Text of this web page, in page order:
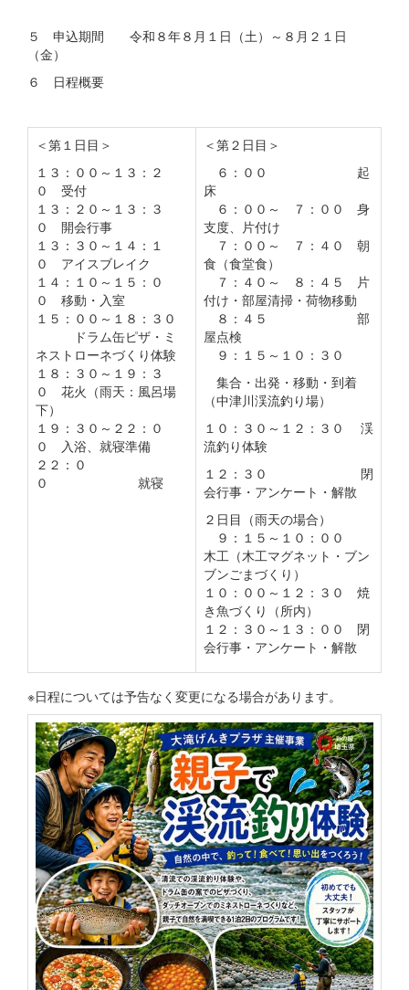
５ 申込期間 令和８年８月１日（土）～８月２１日
（金）
６ 日程概要
＜第１日目＞
１３：００～１３：２
０ 受付
１３：２０～１３：３
０ 開会行事
１３：３０～１４：１
０ アイスブレイク
１４：１０～１５：０
０ 移動・入室
１５：００～１８：３０
ドラム缶ピザ・ミ
ネストローネづくり体験
１８：３０～１９：３
０ 花火（雨天：風呂場
下）
１９：３０～２２：０
０ 入浴、就寝準備
２２：０
０ 就寝
＜第２日目＞
６：００ 起
床
６：００～ ７：００ 身
支度、片付け
７：００～ ７：４０ 朝
食（食堂食）
７：４０～ ８：４５ 片
付け・部屋清掃・荷物移動
８：４５ 部
屋点検
９：１５～１０：３０
集合・出発・移動・到着
（中津川渓流釣り場）
１０：３０～１２：３０ 渓
流釣り体験
１２：３０ 閉
会行事・アンケート・解散
２日目（雨天の場合）
９：１５～１０：００
木工（木工マグネット・ブン
ブンごまづくり）
１０：００～１２：３０ 焼
き魚づくり（所内）
１２：３０～１３：００ 閉
会行事・アンケート・解散
※日程については予告なく変更になる場合があります。